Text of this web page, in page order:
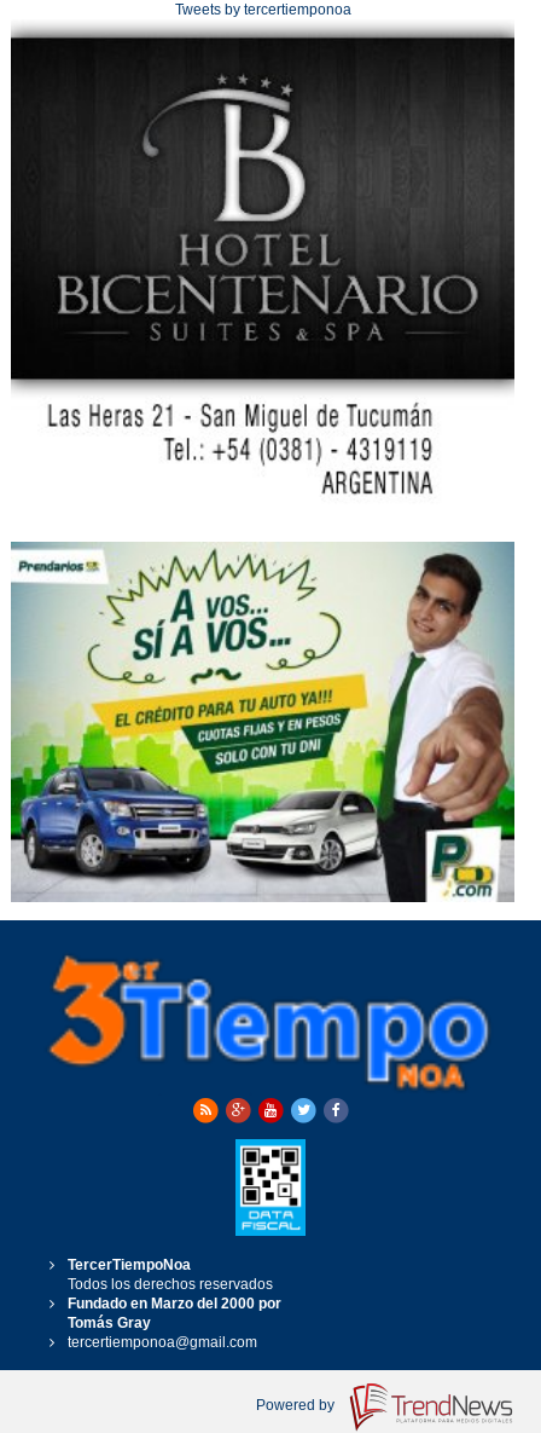
Tweets by tercertiemponoa
TercerTiempoNoa
Todos los derechos reservados
Fundado en Marzo del 2000 por
Tomás Gray
tercertiemponoa@gmail.com
Powered by